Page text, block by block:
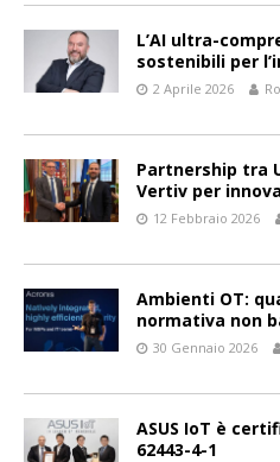
L’AI ultra-
sostenibili per
2 Aprile 2026
Partnership tra
Vertiv per
12 Febbraio 2026
Ambienti OT:
normativa non
30 Gennaio 2026
ASUS IoT è
62443-4-1